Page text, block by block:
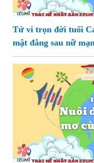
Tử vi trọn đời tuổi
mật đằng sau nữ